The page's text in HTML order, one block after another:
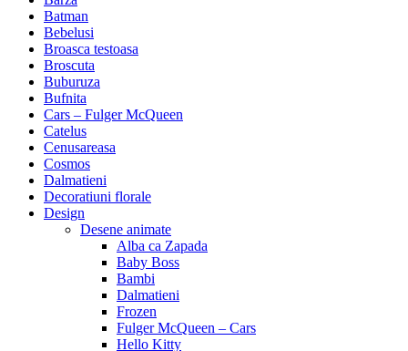
Batman
Bebelusi
Broasca testoasa
Broscuta
Buburuza
Bufnita
Cars – Fulger McQueen
Catelus
Cenusareasa
Cosmos
Dalmatieni
Decoratiuni florale
Design
Desene animate
Alba ca Zapada
Baby Boss
Bambi
Dalmatieni
Frozen
Fulger McQueen – Cars
Hello Kitty